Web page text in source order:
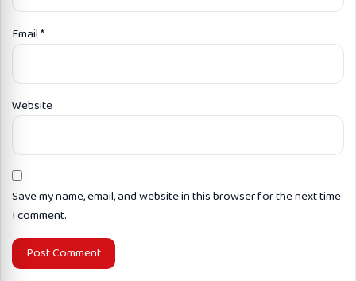
Email*
Website
Save my name, email, and website in this browser for the next time
I comment.